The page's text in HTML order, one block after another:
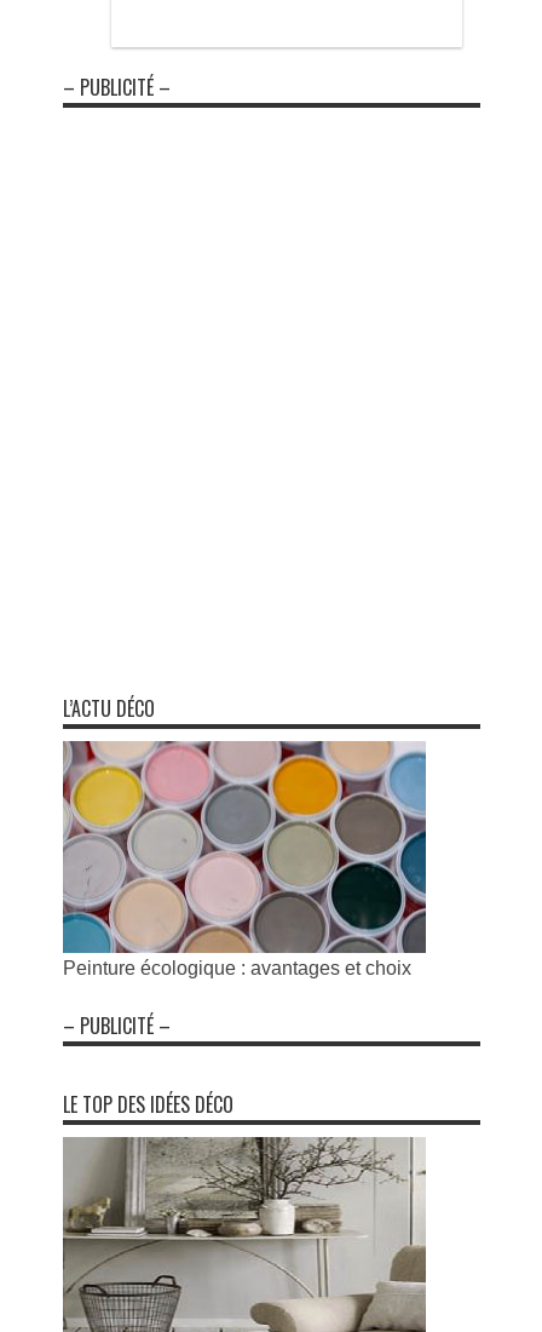
– PUBLICITÉ –
L’ACTU DÉCO
Peinture écologique : avantages et choix
– PUBLICITÉ –
LE TOP DES IDÉES DÉCO